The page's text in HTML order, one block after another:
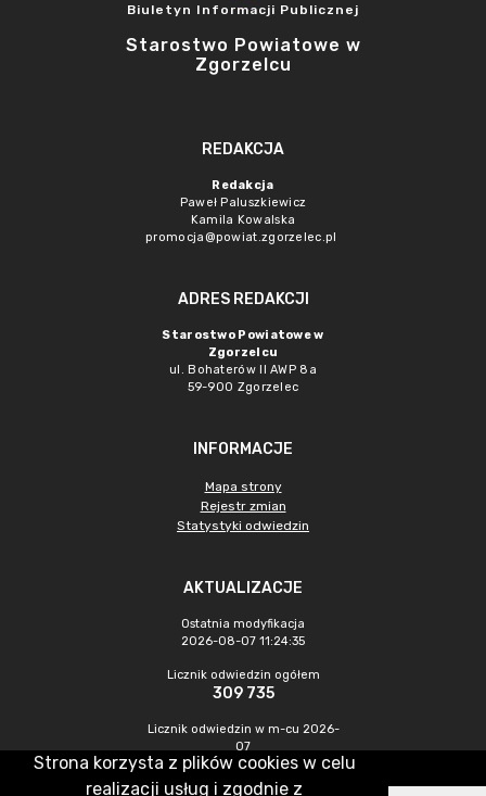
Biuletyn Informacji Publicznej
Starostwo Powiatowe w
Zgorzelcu
REDAKCJA
Redakcja
Paweł Paluszkiewicz
Kamila Kowalska
promocja@powiat.zgorzelec.pl
ADRES REDAKCJI
Starostwo Powiatowe w
Zgorzelcu
ul. Bohaterów II AWP 8a
59-900 Zgorzelec
INFORMACJE
Mapa strony
Rejestr zmian
Statystyki odwiedzin
AKTUALIZACJE
Ostatnia modyfikacja
2026-08-07 11:24:35
Licznik odwiedzin ogółem
309 735
Licznik odwiedzin w m-cu 2026-
07
433
Strona korzysta z plików cookies w celu
realizacji usług i zgodnie z